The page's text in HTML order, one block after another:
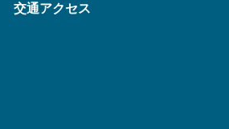
交通アクセス